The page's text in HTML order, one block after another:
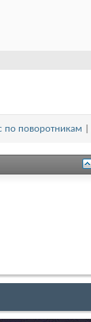
по поворотникам